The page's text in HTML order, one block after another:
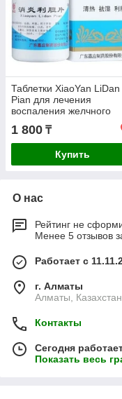
Таблетки XiaoYan LiDan
Pian для лечения
воспаления желчного
пузыря 100 шт.
1 800 ₸
Купить
О нас
Рейтинг не
Менее 5 отзывов
Работает с
г. Алматы
Алматы, Казахстан
Контакты
Сегодня
Показать весь